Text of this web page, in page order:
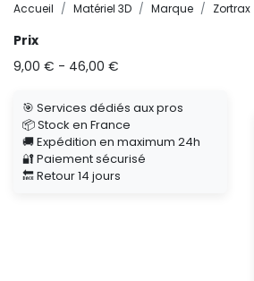
Accueil Matériel 3D Marque Zortrax
Prix
9,00 € - 46,00 €
🎯 Services dédiés aux pros
📦 Stock en France
🚚 Expédition en maximum 24h
🔐 Paiement sécurisé
🔙 Retour 14 jours